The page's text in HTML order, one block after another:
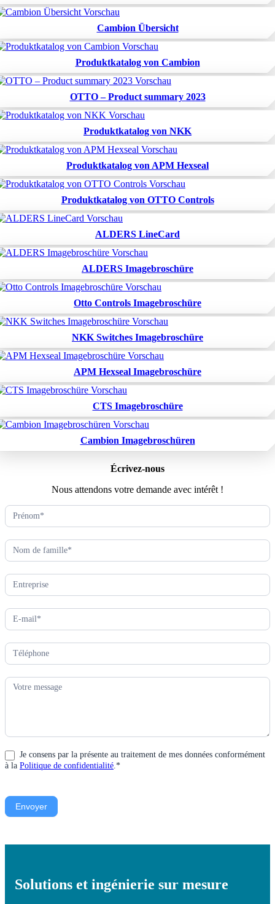
Cambion Übersicht
Produktkatalog von Cambion
OTTO – Product summary 2023
Produktkatalog von NKK
Produktkatalog von APM Hexseal
Produktkatalog von OTTO Controls
ALDERS LineCard
ALDERS Imagebroschüre
Otto Controls Imagebroschüre
NKK Switches Imagebroschüre
APM Hexseal Imagebroschüre
CTS Imagebroschüre
Cambion Imagebroschüren
Écrivez-nous
Nous attendons votre demande avec intérêt !
Kontaktformular
(FR)
Je consens par la présente au traitement de mes données conformément
à la Politique de confidentialité.*
Envoyer
Solutions et ingénierie sur mesure